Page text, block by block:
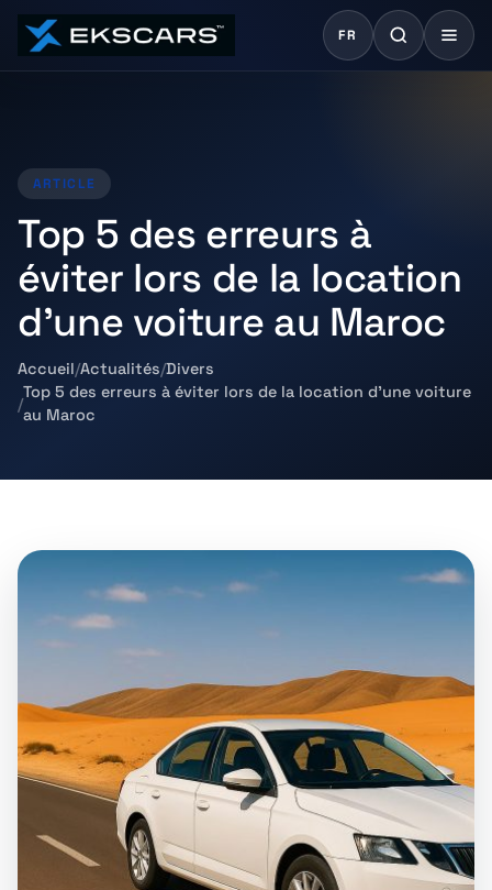
FR
ARTICLE
Top 5 des erreurs à
éviter lors de la location
d’une voiture au Maroc
Accueil Actualités Divers
Top 5 des erreurs à éviter lors de la location d’une voiture
au Maroc